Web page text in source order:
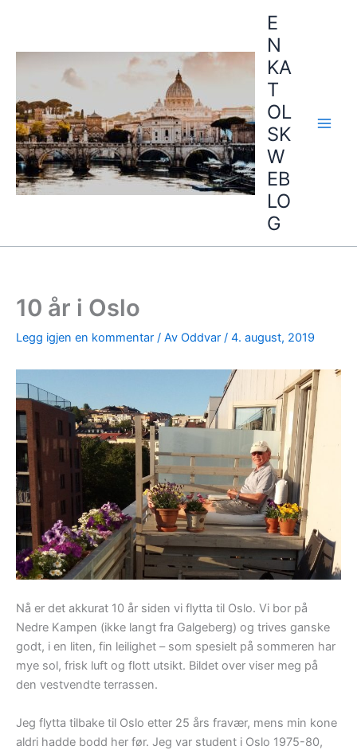
E
N
KA
T
OL
SK
W
EB
LO
G
10 år i Oslo
Legg igjen en kommentar / Av Oddvar / 4. august, 2019
Nå er det akkurat 10 år siden vi flytta til Oslo. Vi bor på
Nedre Kampen (ikke langt fra Galgeberg) og trives ganske
godt, i en liten, fin leilighet – som spesielt på sommeren har
mye sol, frisk luft og flott utsikt. Bildet over viser meg på
den vestvendte terrassen.
Jeg flytta tilbake til Oslo etter 25 års fravær, mens min kone
aldri hadde bodd her før. Jeg var student i Oslo 1975-80,